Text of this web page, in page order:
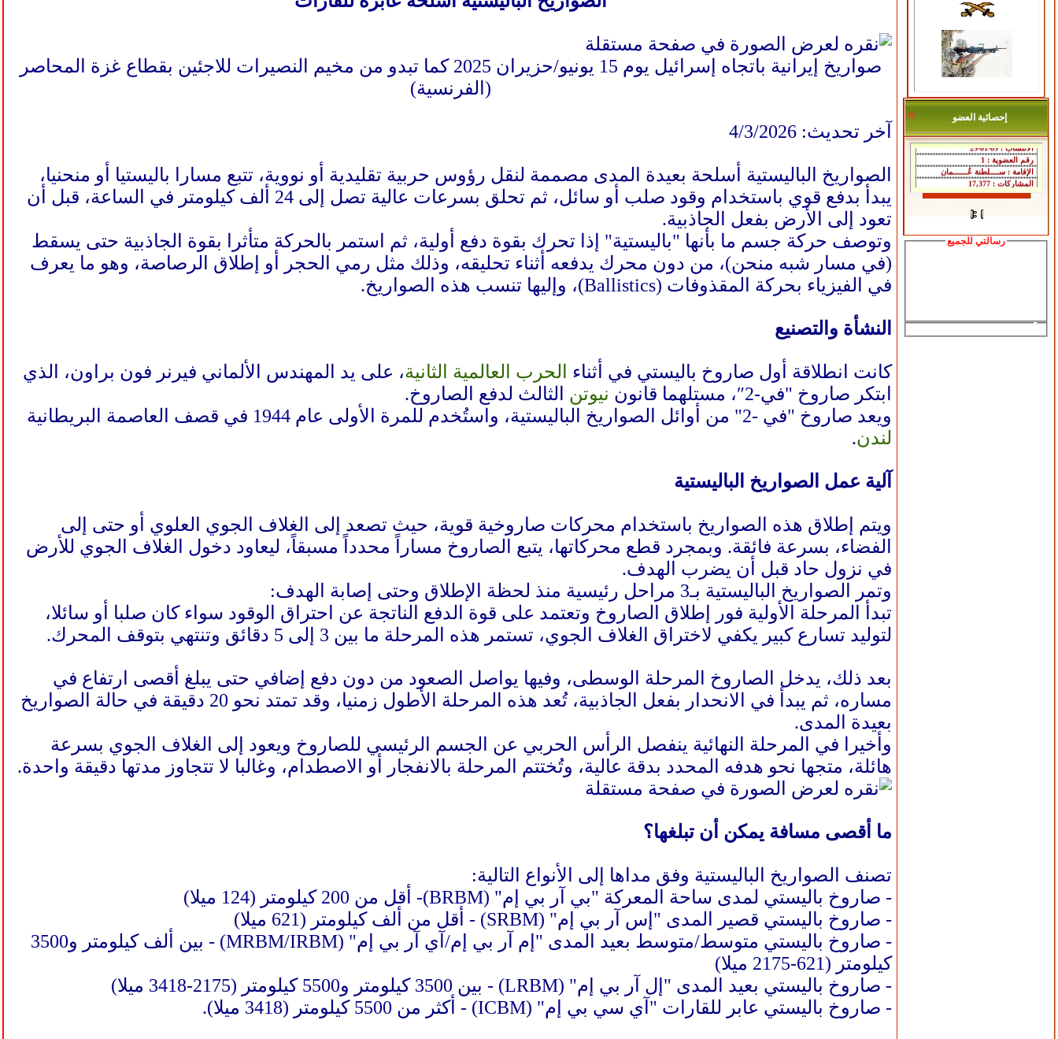
إحصائية العضو
رسالتي للجميع
صواريخ إيرانية باتجاه إسرائيل يوم 15 يونيو/حزيران 2025 كما تبدو من مخيم النصيرات للاجئين بقطاع غزة المحاصر
(الفرنسية)
آخر تحديث: 4/3/2026
الصواريخ الباليستية أسلحة بعيدة المدى مصممة لنقل رؤوس حربية تقليدية أو نووية، تتبع مسارا باليستيا أو منحنيا،
يبدأ بدفع قوي باستخدام وقود صلب أو سائل، ثم تحلق بسرعات عالية تصل إلى 24 ألف كيلومتر في الساعة، قبل أن
تعود إلى الأرض بفعل الجاذبية.
وتوصف حركة جسم ما بأنها "باليستية" إذا تحرك بقوة دفع أولية، ثم استمر بالحركة متأثرا بقوة الجاذبية حتى يسقط
(في مسار شبه منحن)، من دون محرك يدفعه أثناء تحليقه، وذلك مثل رمي الحجر أو إطلاق الرصاصة، وهو ما يعرف
في الفيزياء بحركة المقذوفات (Ballistics)، وإليها تنسب هذه الصواريخ.
النشأة والتصنيع
كانت انطلاقة أول صاروخ باليستي في أثناء الحرب العالمية الثانية، على يد المهندس الألماني فيرنر فون براون، الذي
ابتكر صاروخ "في-2″، مستلهما قانون
نيوتن الثالث لدفع الصاروخ.
ويعد صاروخ "في -2" من أوائل الصواريخ الباليستية، واستُخدم للمرة الأولى عام 1944 في قصف العاصمة البريطانية
لندن.
آلية عمل الصواريخ الباليستية
ويتم إطلاق هذه الصواريخ باستخدام محركات صاروخية قوية، حيث تصعد إلى الغلاف الجوي العلوي أو حتى إلى
الفضاء، بسرعة فائقة. وبمجرد قطع محركاتها، يتبع الصاروخ مساراً محدداً مسبقاً، ليعاود دخول الغلاف الجوي للأرض
في نزول حاد قبل أن يضرب الهدف.
وتمر الصواريخ الباليستية بـ3 مراحل رئيسية منذ لحظة الإطلاق وحتى إصابة الهدف:
تبدأ المرحلة الأولية فور إطلاق الصاروخ وتعتمد على قوة الدفع الناتجة عن احتراق الوقود سواء كان صلبا أو سائلا،
لتوليد تسارع كبير يكفي لاختراق الغلاف الجوي، تستمر هذه المرحلة ما بين 3 إلى 5 دقائق وتنتهي بتوقف المحرك.
بعد ذلك، يدخل الصاروخ المرحلة الوسطى، وفيها يواصل الصعود من دون دفع إضافي حتى يبلغ أقصى ارتفاع في
مساره، ثم يبدأ في الانحدار بفعل الجاذبية، تُعد هذه المرحلة الأطول زمنيا، وقد تمتد نحو 20 دقيقة في حالة الصواريخ
بعيدة المدى.
وأخيرا في المرحلة النهائية ينفصل الرأس الحربي عن الجسم الرئيسي للصاروخ ويعود إلى الغلاف الجوي بسرعة
هائلة، متجها نحو هدفه المحدد بدقة عالية، وتُختتم المرحلة بالانفجار أو الاصطدام، وغالبا لا تتجاوز مدتها دقيقة واحدة.
ما أقصى مسافة يمكن أن تبلغها؟
تصنف الصواريخ الباليستية وفق مداها إلى الأنواع التالية:
- صاروخ باليستي لمدى ساحة المعركة "بي آر بي إم" (BRBM)- أقل من 200 كيلومتر (124 ميلا)
- صاروخ باليستي قصير المدى "إس آر بي إم" (SRBM) - أقل من ألف كيلومتر (621 ميلا)
- صاروخ باليستي متوسط/متوسط بعيد المدى "إم آر بي إم/آي آر بي إم" (MRBM/IRBM) - بين ألف كيلومتر و3500
كيلومتر (621-2175 ميلا)
- صاروخ باليستي بعيد المدى "إل آر بي إم" (LRBM) - بين 3500 كيلومتر و5500 كيلومتر (2175-3418 ميلا)
- صاروخ باليستي عابر للقارات "آي سي بي إم" (ICBM) - أكثر من 5500 كيلومتر (3418 ميلا).